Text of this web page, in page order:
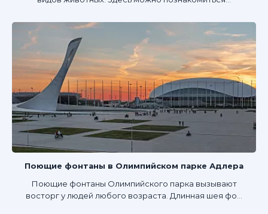
Поющие фонтаны в Олимпийском парке Адлера
Поющие фонтаны Олимпийского парка вызывают
восторг у людей любого возраста. Длинная шея фо...